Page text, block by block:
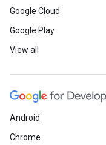
Google Cloud
Google Play
View all
Android
Chrome